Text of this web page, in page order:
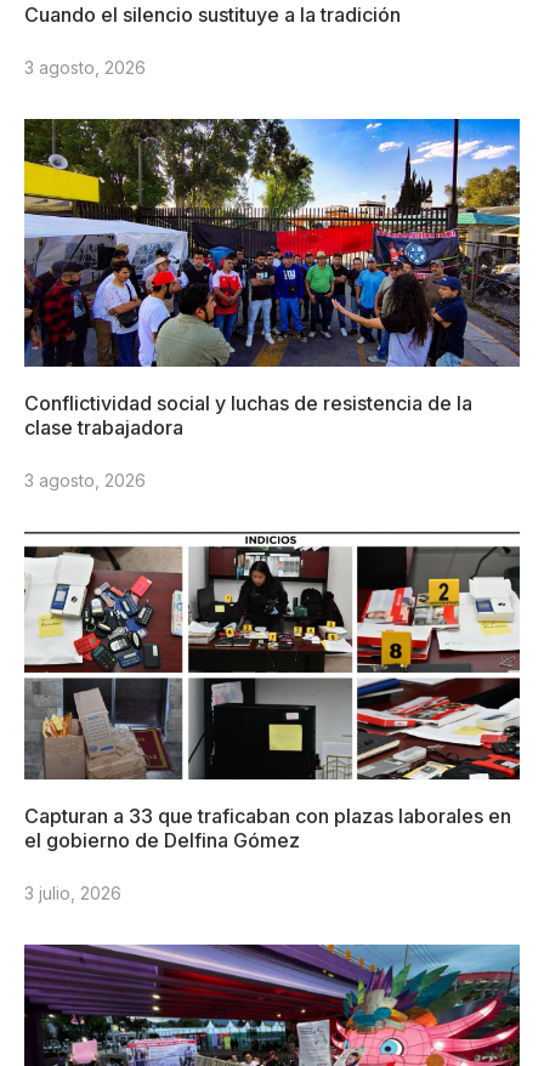
Cuando el silencio sustituye a la tradición
3 agosto, 2026
Conflictividad social y luchas de resistencia de la
clase trabajadora
3 agosto, 2026
Capturan a 33 que traficaban con plazas laborales en
el gobierno de Delfina Gómez
3 julio, 2026